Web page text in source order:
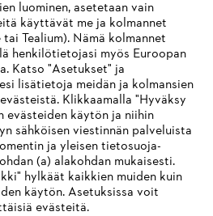
WIRD NICHT
wir noch nicht unterstützen. Für
luominen, asetetaan vain
käyttävät me ja kolmannet
Tealium). Nämä kolmannet
henkilötietojasi myös Euroopan
Katso "Asetukset" ja
lisätietoja meidän ja kolmansien
Klikkaamalla "Hyväksy
evästeiden käytön ja niihin
sähköisen viestinnän palveluista
ja yleisen tietosuoja-
(a) alakohdan mukaisesti.
hylkäät kaikkien muiden kuin
käytön. Asetuksissa voit
evästeitä.